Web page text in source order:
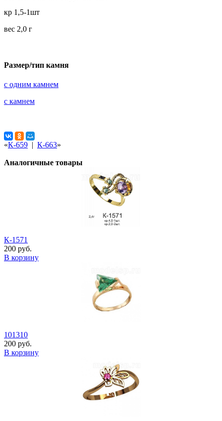
кр 1,5-1шт
вес 2,0 г
Размер/тип камня
с одним камнем
с камнем
«К-659 | К-663»
Аналогичные товары
К-1571
200 руб.
В корзину
101310
200 руб.
В корзину